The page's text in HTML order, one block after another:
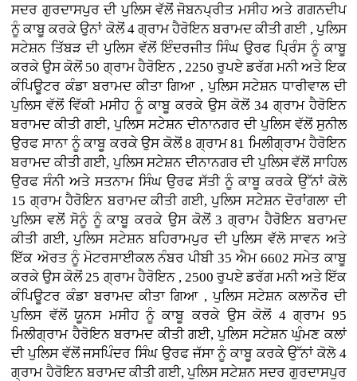
ਸਦਰ ਗੁਰਦਾਸਪੁਰ ਦੀ ਪੁਲਿਸ ਵੱਲੋਂ ਜੋਬਨਪ੍ਰੀਤ ਮਸੀਹ ਅਤੇ ਗਗਨਦੀਪ
ਨੂੰ ਕਾਬੂ ਕਰਕੇ ਉਨਾਂ ਕੋਲੋਂ 4 ਗ੍ਰਾਮ ਹੈਰੋਇਨ ਬਰਾਮਦ ਕੀਤੀ ਗਈ , ਪੁਲਿਸ
ਸਟੇਸ਼ਨ ਤਿੱਬੜ ਦੀ ਪੁਲਿਸ ਵੱਲੋਂ ਇੰਦਰਜੀਤ ਸਿੰਘ ਉਰਫ ਪ੍ਰਿੰਸ ਨੂੰ ਕਾਬੂ
ਕਰਕੇ ਉਸ ਕੋਲੋਂ 50 ਗ੍ਰਾਮ ਹੈਰੋਇਨ , 2250 ਰੁਪਏ ਡਰੱਗ ਮਨੀ ਅਤੇ ਇਕ
ਕੰਪਿਊਟਰ ਕੰਡਾ ਬਰਾਮਦ ਕੀਤਾ ਗਿਆ , ਪੁਲਿਸ ਸਟੇਸ਼ਨ ਧਾਰੀਵਾਲ ਦੀ
ਪੁਲਿਸ ਵੱਲੋਂ ਵਿੱਕੀ ਮਸੀਹ ਨੂੰ ਕਾਬੂ ਕਰਕੇ ਉਸ ਕੋਲੋਂ 34 ਗ੍ਰਾਮ ਹੈਰੋਇਨ
ਬਰਾਮਦ ਕੀਤੀ ਗਈ, ਪੁਲਿਸ ਸਟੇਸ਼ਨ ਦੀਨਾਨਗਰ ਦੀ ਪੁਲਿਸ ਵੱਲੋਂ ਸੁਨੀਲ
ਉਰਫ ਸਾਨਾ ਨੂੰ ਕਾਬੂ ਕਰਕੇ ਉਸ ਕੋਲੋਂ 8 ਗ੍ਰਾਮ 81 ਮਿਲੀਗ੍ਰਾਮ ਹੈਰੋਇਨ
ਬਰਾਮਦ ਕੀਤੀ ਗਈ, ਪੁਲਿਸ ਸਟੇਸ਼ਨ ਦੀਨਾਨਗਰ ਦੀ ਪੁਲਿਸ ਵੱਲੋਂ ਸਾਹਿਲ
ਉਰਫ ਸੰਨੀ ਅਤੇ ਸਤਨਾਮ ਸਿੰਘ ਉਰਫ ਸੱਤੀ ਨੂੰ ਕਾਬੂ ਕਰਕੇ ਉੱਨਾਂ ਕੋਲੋ
15 ਗ੍ਰਾਮ ਹੈਰੋਇਨ ਬਰਾਮਦ ਕੀਤੀ ਗਈ, ਪੁਲਿਸ ਸਟੇਸ਼ਨ ਦੋਰਾਂਗਲਾ ਦੀ
ਪੁਲਿਸ ਵਲੋਂ ਸੋਨੂੰ ਨੂੰ ਕਾਬੂ ਕਰਕੇ ਉਸ ਕੋਲੋਂ 3 ਗ੍ਰਾਮ ਹੈਰੋਇਨ ਬਰਾਮਦ
ਕੀਤੀ ਗਈ, ਪੁਲਿਸ ਸਟੇਸ਼ਨ ਬਹਿਰਾਮਪੁਰ ਦੀ ਪੁਲਿਸ ਵੱਲੋ ਸਾਵਨ ਅਤੇ
ਇੱਕ ਅੋਰਤ ਨੂੰ ਮੋਟਰਸਾਈਕਲ ਨੰਬਰ ਪੀਬੀ 35 ਐਮ 6602 ਸਮੇਤ ਕਾਬੂ
ਕਰਕੇ ਉਸ ਕੋਲੋਂ 25 ਗ੍ਰਾਮ ਹੈਰੋਇਨ , 2500 ਰੁਪਏ ਡਰੱਗ ਮਨੀ ਅਤੇ ਇੱਕ
ਕੰਪਿਊਟਰ ਕੰਡਾ ਬਰਾਮਦ ਕੀਤਾ ਗਿਆ , ਪੁਲਿਸ ਸਟੇਸ਼ਨ ਕਲਾਨੌਰ ਦੀ
ਪੁਲਿਸ ਵੱਲੋਂ ਯੂਨਸ ਮਸੀਹ ਨੂੰ ਕਾਬੂ ਕਰਕੇ ਉਸ ਕੋਲੋਂ 4 ਗ੍ਰਾਮ 95
ਮਿਲੀਗ੍ਰਾਮ ਹੈਰੋਇਨ ਬਰਾਮਦ ਕੀਤੀ ਗਈ, ਪੁਲਿਸ ਸਟੇਸ਼ਨ ਘੁੰਮਣ ਕਲਾਂ
ਦੀ ਪੁਲਿਸ ਵੱਲੋਂ ਜਸਪਿੰਦਰ ਸਿੰਘ ਉਰਫ ਜੱਸਾ ਨੂੰ ਕਾਬੂ ਕਰਕੇ ਉੱਨਾਂ ਕੋਲੋ 4
ਗ੍ਰਾਮ ਹੈਰੋਇਨ ਬਰਾਮਦ ਕੀਤੀ ਗਈ, ਪੁਲਿਸ ਸਟੇਸ਼ਨ ਸਦਰ ਗੁਰਦਾਸਪੁਰ